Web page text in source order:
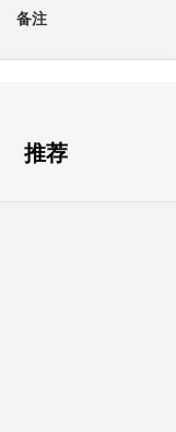
备注
推荐